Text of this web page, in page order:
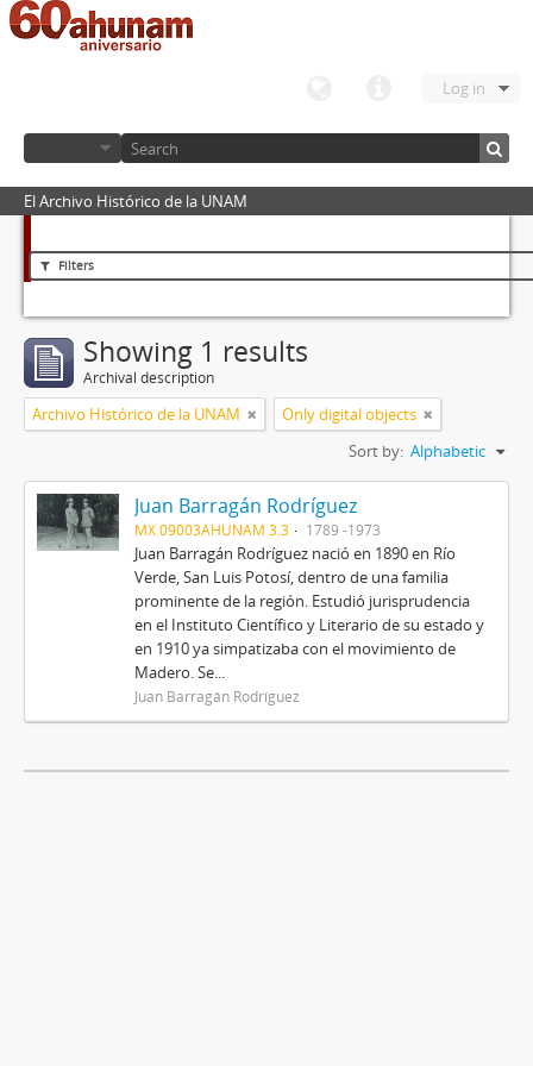
Log in
El Archivo Histórico de la UNAM
Filters
Showing 1 results
Archival description
Archivo Histórico de la UNAM
Only digital objects
Sort by: Alphabetic
Juan Barragán Rodríguez
MX 09003AHUNAM 3.3 1789 -1973
Juan Barragán Rodríguez nació en 1890 en Río
Verde, San Luis Potosí, dentro de una familia
prominente de la región. Estudió jurisprudencia
en el Instituto Científico y Literario de su estado y
en 1910 ya simpatizaba con el movimiento de
Madero. Se...
Juan Barragán Rodríguez